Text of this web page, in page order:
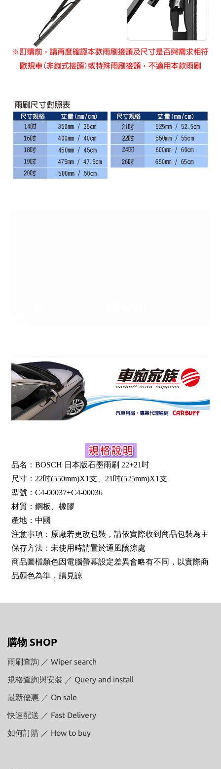
品名：BOSCH 日本版石墨雨刷 22+21吋
尺寸：22吋(550mm)X1支、21吋(525mm)X1支
型號：C4-00037+C4-00036
材質：鋼板、橡膠
產地：中國
注意事項：原廠若更改包裝，請依實際收到商品包裝為主
保存方法：未使用時請置於通風陰涼處
商品圖檔顏色因電腦螢幕設定差異會略有不同，以實際商
品顏色為準，請見諒
購物 SHOP
雨刷查詢 ／ Wiper search
規格查詢與安裝 ／ Query and install
最新優惠 ／ On sale
快速配送 ／ Fast Delivery
如何訂購 ／ How to buy